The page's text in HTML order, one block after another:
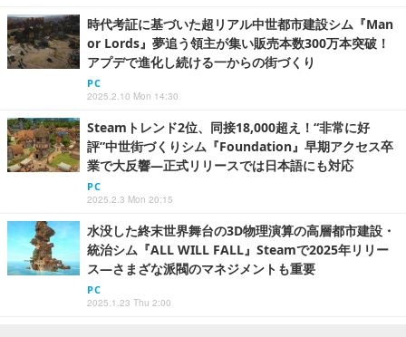
時代考証に基づいた超リアル中世都市建設シム『Man
or Lords』夢追う領主が集い販売本数300万本突破！
アプデで進化し続ける一からの街づくり
PC
2025.2.10 Mon 14:30
Steamトレンド2位、同接18,000超え！“非常に好
評”中世街づくりシム『Foundation』早期アクセス卒
業で大反響―正式リリースでは日本語にも対応
PC
2025.2.3 Mon 20:15
水没した終末世界舞台の3D物理演算の高層都市建設・
統治シム『ALL WILL FALL』Steamで2025年リリー
ス―さまざな派閥のマネジメントも重要
PC
2025.1.23 Thu 2:00